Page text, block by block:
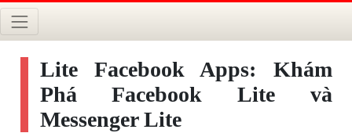
Lite Facebook Apps: Khám
Phá Facebook Lite và
Messenger Lite